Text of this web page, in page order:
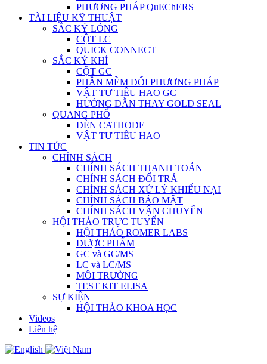
PHƯƠNG PHÁP QuEChERS
TÀI LIỆU KỸ THUẬT
SẮC KÝ LỎNG
CỘT LC
QUICK CONNECT
SẮC KÝ KHÍ
CỘT GC
PHẦN MỀM ĐỔI PHƯƠNG PHÁP
VẬT TƯ TIÊU HAO GC
HƯỚNG DẪN THAY GOLD SEAL
QUANG PHỔ
ĐÈN CATHODE
VẬT TƯ TIÊU HAO
TIN TỨC
CHÍNH SÁCH
CHÍNH SÁCH THANH TOÁN
CHÍNH SÁCH ĐỔI TRẢ
CHÍNH SÁCH XỬ LÝ KHIẾU NẠI
CHÍNH SÁCH BẢO MẬT
CHÍNH SÁCH VẬN CHUYỂN
HỘI THẢO TRỰC TUYẾN
HỘI THẢO ROMER LABS
DƯỢC PHẨM
GC và GC/MS
LC và LC/MS
MÔI TRƯỜNG
TEST KIT ELISA
SỰ KIỆN
HỘI THẢO KHOA HỌC
Videos
Liên hệ